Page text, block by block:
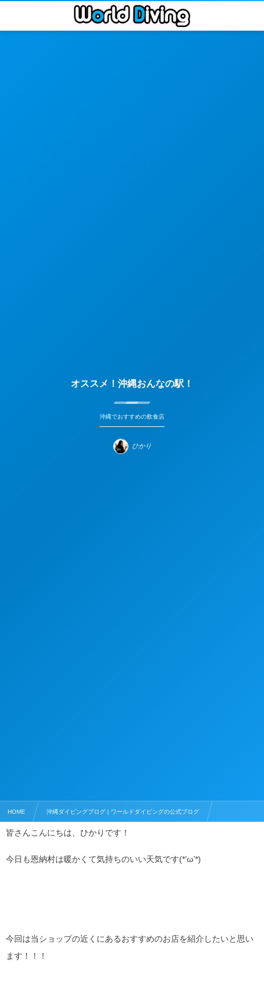
オススメ！沖縄おんなの駅！
沖縄でおすすめの飲食店
ひかり
HOME 沖縄ダイビングブログ | ワールドダイビングの公式ブログ
沖縄でおすすめの飲食店 オススメ！沖縄おんなの駅！
皆さんこんにちは、ひかりです！
今日も恩納村は暖かくて気持ちのいい天気です(*’ω’*)
今回は当ショップの近くにあるおすすめのお店を紹介したいと思い
ます！！！